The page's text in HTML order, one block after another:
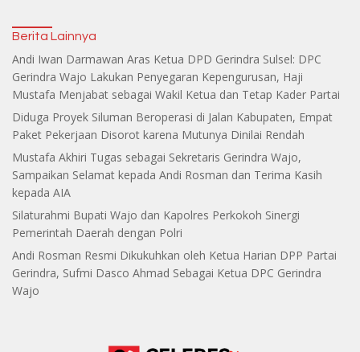
Berita Lainnya
Andi Iwan Darmawan Aras Ketua DPD Gerindra Sulsel: DPC
Gerindra Wajo Lakukan Penyegaran Kepengurusan, Haji
Mustafa Menjabat sebagai Wakil Ketua dan Tetap Kader Partai
Diduga Proyek Siluman Beroperasi di Jalan Kabupaten, Empat
Paket Pekerjaan Disorot karena Mutunya Dinilai Rendah
Mustafa Akhiri Tugas sebagai Sekretaris Gerindra Wajo,
Sampaikan Selamat kepada Andi Rosman dan Terima Kasih
kepada AIA
Silaturahmi Bupati Wajo dan Kapolres Perkokoh Sinergi
Pemerintah Daerah dengan Polri
Andi Rosman Resmi Dikukuhkan oleh Ketua Harian DPP Partai
Gerindra, Sufmi Dasco Ahmad Sebagai Ketua DPC Gerindra
Wajo